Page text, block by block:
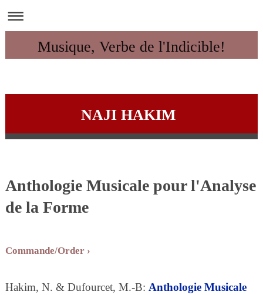
Musique, Verbe de l'Indicible!
NAJI HAKIM
Anthologie Musicale pour l'Analyse
de la Forme
Commande/Order
Hakim, N. & Dufourcet, M.-B: Anthologie Musicale